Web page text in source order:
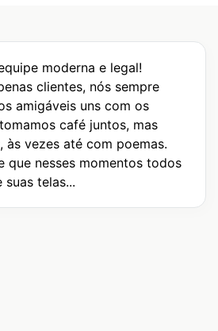
moderna e legal!
clientes, nós sempre
amigáveis ​​uns com os
café juntos, mas
às vezes até com poemas.
que nesses momentos todos
telas...